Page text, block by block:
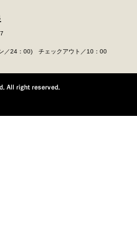
／24：00) チェックアウト／10：00